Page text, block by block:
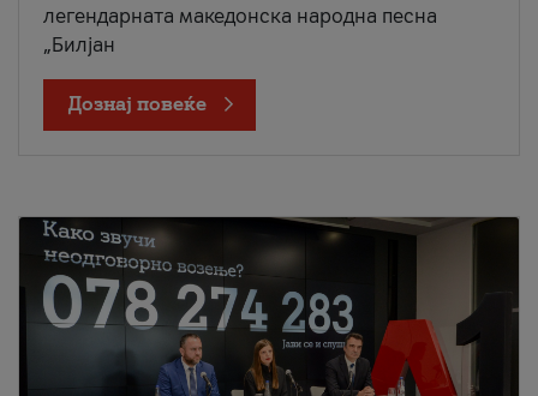
легендарната македонска народна песна
„Билјан
Дознај повеќе